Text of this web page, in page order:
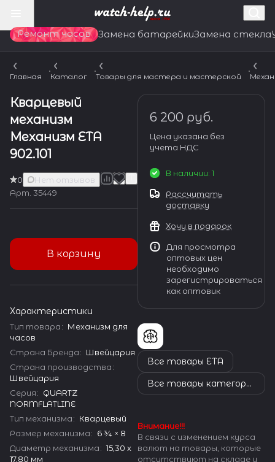
Ремонт часов Замена батарейкиЗамена стекла
Главная Каталог Товары для мастера и мастерской
Кварцевый
механизм
Механизм ETA
902.101
0
Нет отзывов
Арт. 35449
В корзину
Характеристики
Тип товара: Механизм для
часов
Страна Бренда: Швейцария
Страна производства:
Швейцария
Серия: QUARTZ
NORMFLATLINE
Тип механизма: Кварцевый
Размер механизма: 6 ¾ × 8
Диаметр механизма: 15,30 x
17,80 мм
6 200 руб.
Цена указана без
учета НДС
В наличии: 1
Рассчитать
доставку
Хочу в подарок
Для просмотра
оптовых цен
необходимо
зарегистрироваться
как оптовик
Все товары ETA
Все товары категории
Внимание!!!
В связи с изменением курса
валют на товары, которые
отсутствуют на складе и